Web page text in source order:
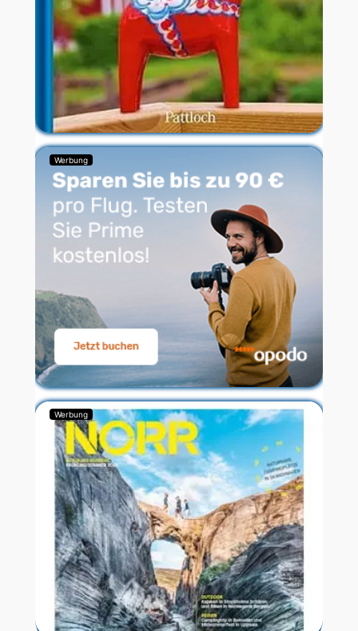
Werbung
Werbung